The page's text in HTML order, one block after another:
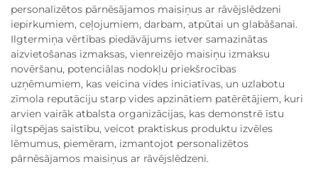
personalizētos pārnēsājamos maisiņus ar rāvējslēdzeni
iepirkumiem, ceļojumiem, darbam, atpūtai un glabāšanai.
Ilgtermiņa vērtības piedāvājums ietver samazinātas
aizvietošanas izmaksas, vienreizējo maisiņu izmaksu
novēršanu, potenciālas nodokļu priekšrocības
uzņēmumiem, kas veicina vides iniciatīvas, un uzlabotu
zīmola reputāciju starp vides apzinātiem patērētājiem, kuri
arvien vairāk atbalsta organizācijas, kas demonstrē īstu
ilgtspējas saistību, veicot praktiskus produktu izvēles
lēmumus, piemēram, izmantojot personalizētos
pārnēsājamos maisiņus ar rāvējslēdzeni.